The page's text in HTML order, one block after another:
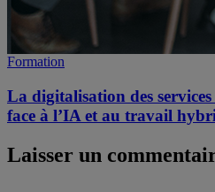
Formation
La digitalisation des
face à l’IA et au travail
Laisser un